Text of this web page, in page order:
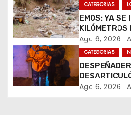
n
t
r
a
CATEGORIAS
EMOS: YA SE
KILÓMETROS
PLUVIALES
Ago 6, 2026
CATEGORIAS
VENTA DE
Ago 6, 2026